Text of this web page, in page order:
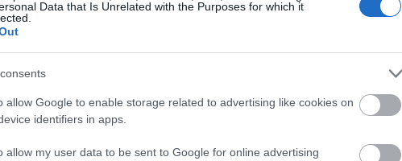
Data that Is Unrelated with the Purposes for which it
allow Google to enable storage related to advertising like cookies on
identifiers in apps.
allow my user data to be sent to Google for online advertising
الحلوة، لكل منها قوامها ومذاقها الخاص. ستجد:
البرتقالي
الأبيض
الأرجواني
للخبز والتحميص والهرس والقلي. وهي محبوبة لمذاقها وفوائدها الصحية.